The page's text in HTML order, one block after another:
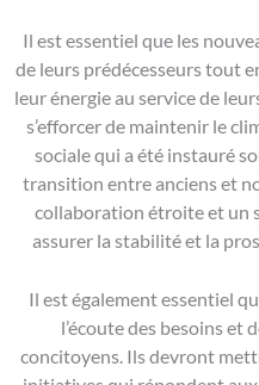
Il est essentiel que les
de leurs prédécesseurs tout
leur énergie au service de
s’efforcer de maintenir le
sociale qui a été instauré
transition entre anciens et
collaboration étroite et un
assurer la stabilité et la
Il est également essentiel
l’écoute des besoins et
concitoyens. Ils devront